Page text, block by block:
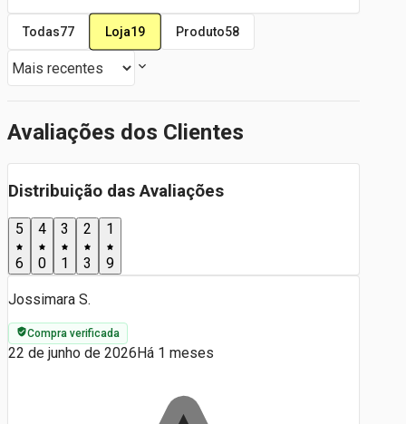
Todas77 Loja19 Produto58
Avaliações dos Clientes
Distribuição das Avaliações
5
6
4
0
3
1
2
3
1
9
Jossimara S.
Compra verificada
22 de junho de 2026 Há 1 meses